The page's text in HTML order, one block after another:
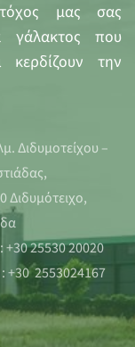
μας σας
γάλακτος που
την
Διδυμοτείχου –
Διδυμότειχο,
+30 25530 20020
+30 2553024167